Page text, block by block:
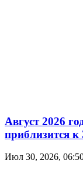
Август 2026
приблизится к
Июл 30, 2026,